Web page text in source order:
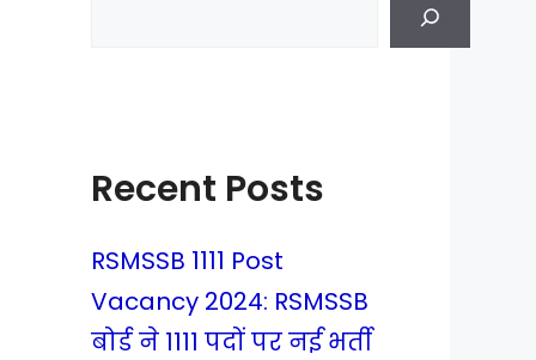
Recent Posts
RSMSSB 1111 Post
Vacancy 2024: RSMSSB
बोर्ड ने 1111 पदों पर नई भर्ती